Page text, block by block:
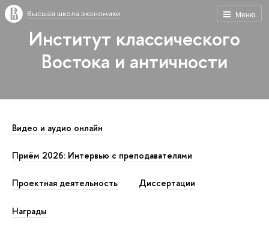
Меню
Высшая школа экономики
Институт классического
Востока и античности
Видео и аудио онлайн
Приём 2026: Интервью с преподавателями
Проектная деятельность Диссертации
Награды